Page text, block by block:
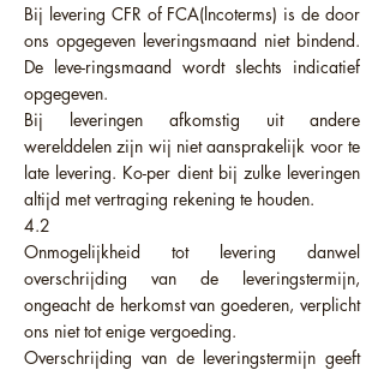
Bij levering CFR of FCA(lncoterms) is de door
ons opgegeven leveringsmaand niet bindend.
De leve-ringsmaand wordt slechts indicatief
opgegeven.
Bij leveringen afkomstig uit andere
werelddelen zijn wij niet aansprakelijk voor te
late levering. Ko-per dient bij zulke leveringen
altijd met vertraging rekening te houden.
4.2
Onmogelijkheid tot levering danwel
overschrijding van de leveringstermijn,
ongeacht de herkomst van goederen, verplicht
ons niet tot enige vergoeding.
Overschrijding van de leveringstermijn geeft